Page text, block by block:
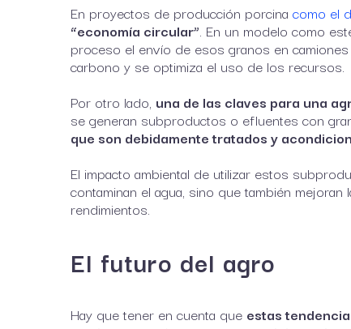
En proyectos de producción porcina como el
“economía circular”. En un modelo como
proceso el envío de esos granos en
carbono y se optimiza el uso de los recursos.
Por otro lado, una de las claves para una
se generan subproductos o efluentes con
que son debidamente tratados y
El impacto ambiental de utilizar estos
contaminan el agua, sino que también
rendimientos.
El futuro del agro
Hay que tener en cuenta que estas